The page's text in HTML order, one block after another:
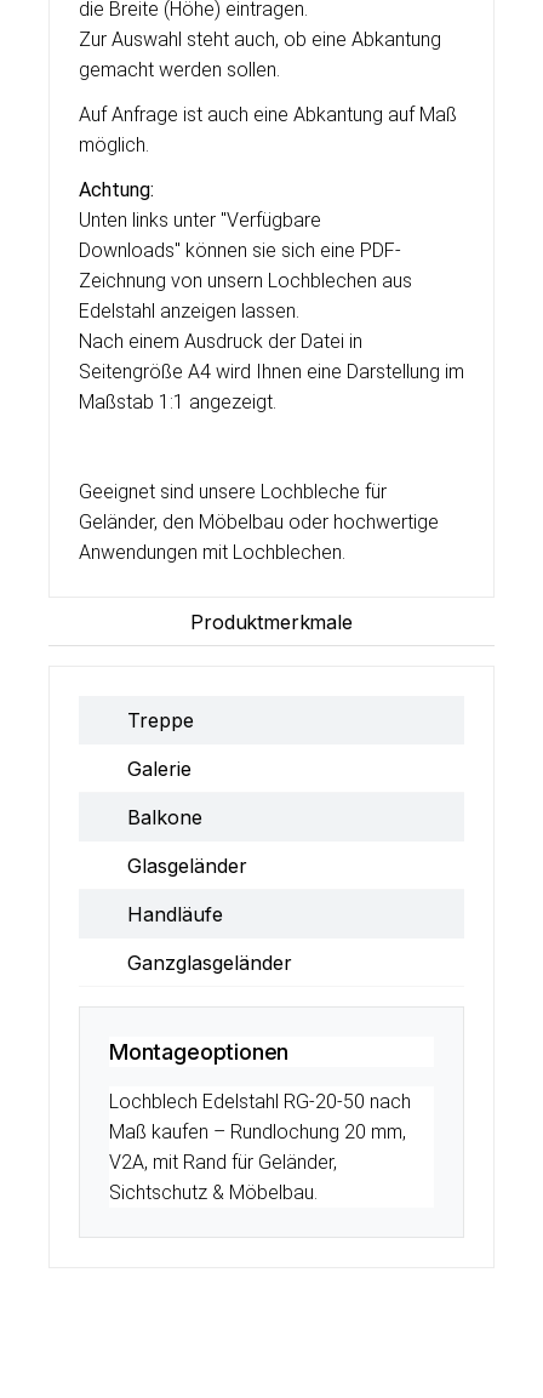
die Breite (Höhe) eintragen.
Zur Auswahl steht auch, ob eine Abkantung
gemacht werden sollen.
Auf Anfrage ist auch eine Abkantung auf Maß
möglich.
Achtung:
Unten links unter "Verfügbare
Downloads" können sie sich eine PDF-
Zeichnung von unsern Lochblechen aus
Edelstahl anzeigen lassen.
Nach einem Ausdruck der Datei in
Seitengröße A4 wird Ihnen eine Darstellung im
Maßstab 1:1 angezeigt.
Geeignet sind unsere Lochbleche für
Geländer, den Möbelbau oder hochwertige
Anwendungen mit Lochblechen.
Produktmerkmale
Treppe
Galerie
Balkone
Glasgeländer
Handläufe
Ganzglasgeländer
Montageoptionen
Lochblech Edelstahl RG-20-50 nach
Maß kaufen – Rundlochung 20 mm,
V2A, mit Rand für Geländer,
Sichtschutz & Möbelbau.